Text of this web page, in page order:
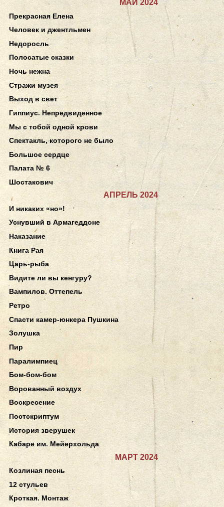
МАЙ 2024
Прекрасная Елена
Человек и джентльмен
Недоросль
Полосатые сказки
Ночь нежна
Стражи музея
Выход в свет
Гиппиус. Непредвиденное
Мы с тобой одной крови
Спектакль, которого не было
Большое сердце
Палата № 6
Шостакович
АПРЕЛЬ 2024
И никаких «но»!
Уснувший в Армагеддоне
Наказание
Книга Рая
Царь-рыба
Видите ли вы кенгуру?
Вампилов. Оттепель
Ретро
Спасти камер-юнкера Пушкина
Золушка
Пир
Паралимпиец
Бом-бом-бом
Ворованный воздух
Воскресение
Постскриптум
История зверушек
Кабаре им. Мейерхольда
МАРТ 2024
Козлиная песнь
12 стульев
Кроткая. Монтаж